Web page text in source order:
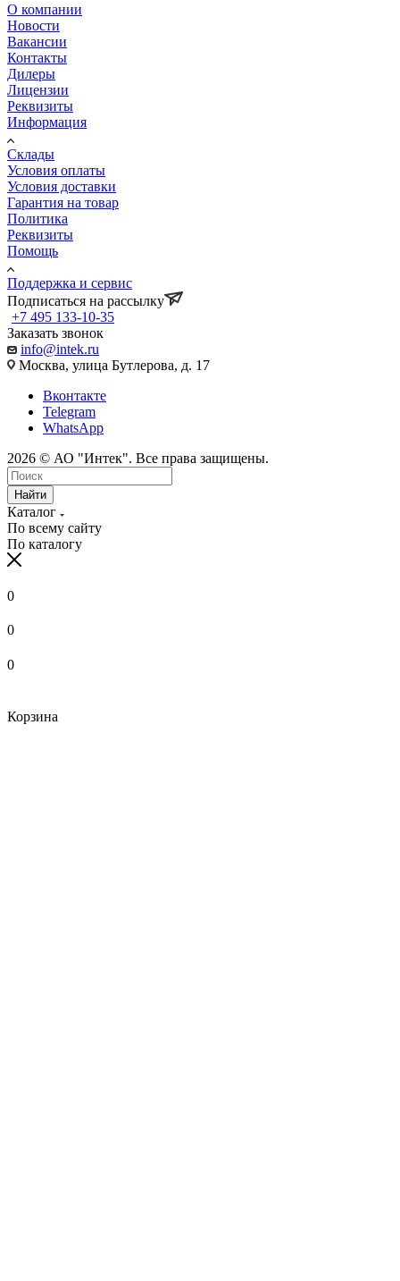
О компании
Новости
Вакансии
Контакты
Дилеры
Лицензии
Реквизиты
Информация
Склады
Условия оплаты
Условия доставки
Гарантия на товар
Политика
Реквизиты
Помощь
Поддержка и сервис
Подписаться на рассылку
+7 495 133-10-35
Заказать звонок
info@intek.ru
Москва, улица Бутлерова, д. 17
Вконтакте
Telegram
WhatsApp
2026 © АО "Интек". Все права защищены.
Найти
Каталог
По всему сайту
По каталогу
0
0
0
Корзина